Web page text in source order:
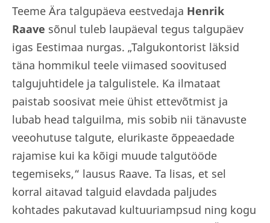
Teeme Ära talgupäeva eestvedaja Henrik
Raave sõnul tuleb laupäeval tegus talgupäev
igas Eestimaa nurgas. „Talgukontorist läksid
täna hommikul teele viimased soovitused
talgujuhtidele ja talgulistele. Ka ilmataat
paistab soosivat meie ühist ettevõtmist ja
lubab head talguilma, mis sobib nii tänavuste
veeohutuse talgute, elurikaste õppeaedade
rajamise kui ka kõigi muude talgutööde
tegemiseks,“ lausus Raave. Ta lisas, et sel
korral aitavad talguid elavdada paljudes
kohtades pakutavad kultuuriampsud ning kogu